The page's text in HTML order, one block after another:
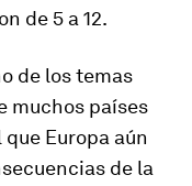
de 5 a 12.
de los temas
muchos países
Europa aún
de la